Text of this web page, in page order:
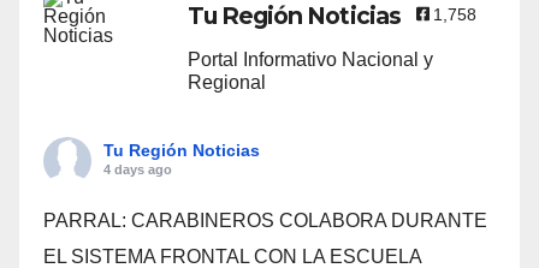
Tu Región Noticias 1,758
Portal Informativo Nacional y
Regional
Tu Región Noticias
4 days ago
PARRAL: CARABINEROS COLABORA DURANTE
EL SISTEMA FRONTAL CON LA ESCUELA